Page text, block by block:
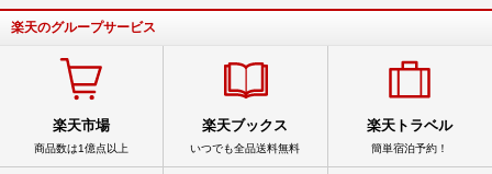
楽天のグループサービス
楽天市場
商品数は1億点以上
楽天ブックス
いつでも全品送料無料
楽天トラベル
簡単宿泊予約！